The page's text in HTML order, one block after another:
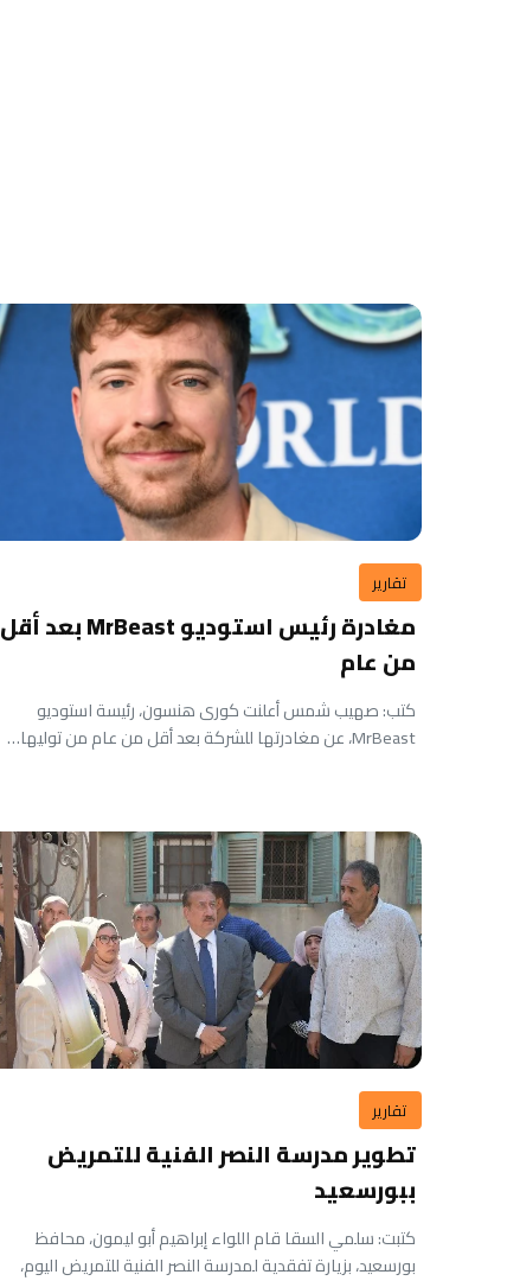
تقارير
مغادرة رئيس استوديو MrBeast بعد أقل
من عام
كتب: صهيب شمس أعلنت كورى هنسون، رئيسة استوديو
MrBeast، عن مغادرتها للشركة بعد أقل من عام من توليها…
تقارير
تطوير مدرسة النصر الفنية للتمريض
ببورسعيد
كتبت: سلمي السقا قام اللواء إبراهيم أبو ليمون، محافظ
بورسعيد، بزيارة تفقدية لمدرسة النصر الفنية للتمريض اليوم،